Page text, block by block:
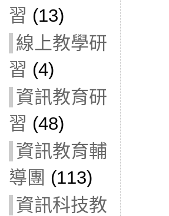
習 (13)
線上教學研
習 (4)
資訊教育研
習 (48)
資訊教育輔
導團 (113)
資訊科技教